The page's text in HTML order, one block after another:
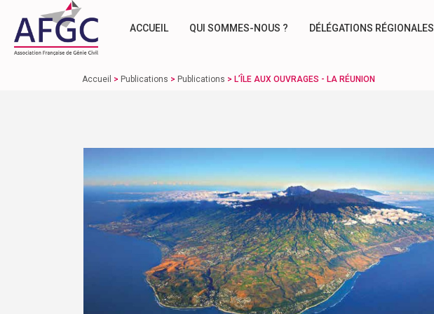
ACCUEIL QUI SOMMES-NOUS ? DÉLÉGATIONS RÉGIONALES
Accueil > Publications > Publications > L’ÎLE AUX OUVRAGES - LA RÉUNION